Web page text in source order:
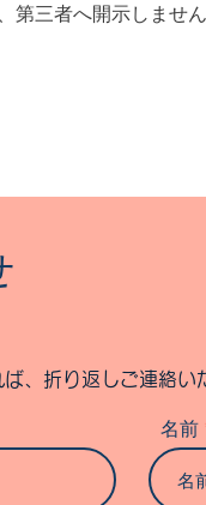
三者へ開示しません
、折り返しご連絡い
名前